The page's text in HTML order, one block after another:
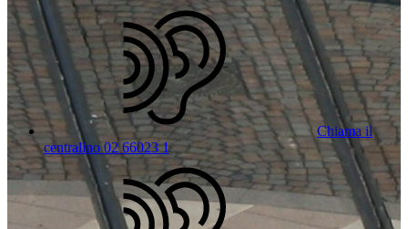
Chiama il
centralino 02 66023 1